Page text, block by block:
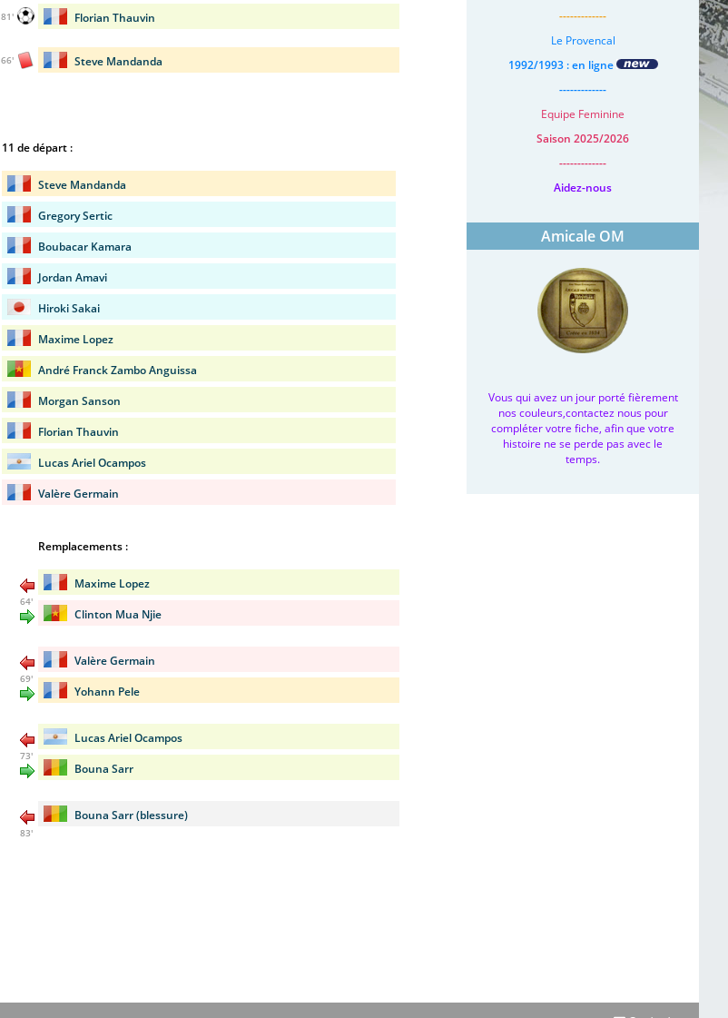
Florian Thauvin
81'
Steve Mandanda
66'
11 de départ :
Steve Mandanda
Gregory Sertic
Boubacar Kamara
Jordan Amavi
Hiroki Sakai
Maxime Lopez
André Franck Zambo Anguissa
Morgan Sanson
Florian Thauvin
Lucas Ariel Ocampos
Valère Germain
Remplacements :
Maxime Lopez
64'
Clinton Mua Njie
Valère Germain
69'
Yohann Pele
Lucas Ariel Ocampos
73'
Bouna Sarr
Bouna Sarr (blessure)
83'
-------------
Le Provencal
1992/1993 : en ligne
-------------
Equipe Feminine
Saison 2025/2026
-------------
Aidez-nous
Amicale OM
Vous qui avez un jour porté fièrement
nos couleurs,contactez nous pour
compléter votre fiche, afin que votre
histoire ne se perde pas avec le
temps.